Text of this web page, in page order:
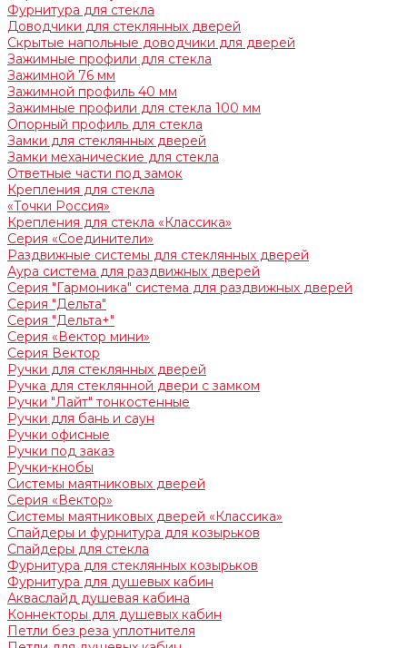
Фурнитура для стекла
Доводчики для стеклянных дверей
Скрытые напольные доводчики для дверей
Зажимные профили для стекла
Зажимной 76 мм
Зажимной профиль 40 мм
Зажимные профили для стекла 100 мм
Опорный профиль для стекла
Замки для стеклянных дверей
Замки механические для стекла
Ответные части под замок
Крепления для стекла
«Точки Россия»
Крепления для стекла «Классика»
Серия «Соединители»
Раздвижные системы для стеклянных дверей
Аура система для раздвижных дверей
Серия "Гармоника" система для раздвижных дверей
Серия "Дельта"
Серия "Дельта+"
Серия «Вектор мини»
Серия Вектор
Ручки для стеклянных дверей
Ручка для стеклянной двери с замком
Ручки "Лайт" тонкостенные
Ручки для бань и саун
Ручки офисные
Ручки под заказ
Ручки-кнобы
Системы маятниковых дверей
Серия «Вектор»
Системы маятниковых дверей «Классика»
Спайдеры и фурнитура для козырьков
Спайдеры для стекла
Фурнитура для стеклянных козырьков
Фурнитура для душевых кабин
Акваслайд душевая кабина
Коннекторы для душевых кабин
Петли без реза уплотнителя